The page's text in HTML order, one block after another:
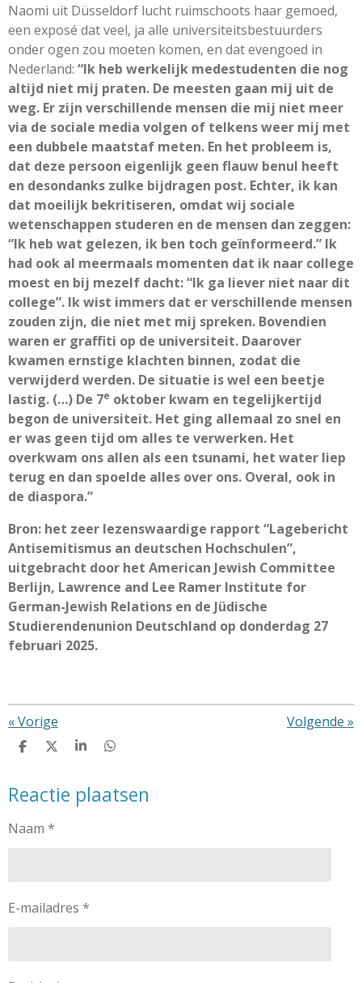
Naomi uit Düsseldorf lucht ruimschoots haar gemoed,
een exposé dat veel, ja alle universiteitsbestuurders
onder ogen zou moeten komen, en dat evengoed in
Nederland: “Ik heb werkelijk medestudenten die nog
altijd niet mij praten. De meesten gaan mij uit de
weg. Er zijn verschillende mensen die mij niet meer
via de sociale media volgen of telkens weer mij met
een dubbele maatstaf meten. En het probleem is,
dat deze persoon eigenlijk geen flauw benul heeft
en desondanks zulke bijdragen post. Echter, ik kan
dat moeilijk bekritiseren, omdat wij sociale
wetenschappen studeren en de mensen dan zeggen:
“Ik heb wat gelezen, ik ben toch geïnformeerd.” Ik
had ook al meermaals momenten dat ik naar college
moest en bij mezelf dacht: “Ik ga liever niet naar dit
college”. Ik wist immers dat er verschillende mensen
zouden zijn, die niet met mij spreken. Bovendien
waren er graffiti op de universiteit. Daarover
kwamen ernstige klachten binnen, zodat die
verwijderd werden. De situatie is wel een beetje
lastig. (…) De 7e oktober kwam en tegelijkertijd
begon de universiteit. Het ging allemaal zo snel en
er was geen tijd om alles te verwerken. Het
overkwam ons allen als een tsunami, het water liep
terug en dan spoelde alles over ons. Overal, ook in
de diaspora.”
Bron: het zeer lezenswaardige rapport “Lagebericht
Antisemitismus an deutschen Hochschulen”,
uitgebracht door het American Jewish Committee
Berlijn, Lawrence and Lee Ramer Institute for
German-Jewish Relations en de Jüdische
Studierendenunion Deutschland op donderdag 27
februari 2025.
«Vorige Volgende »
D
e
n
D
l
S
r
e
D
e
n
Reactie plaatsen
Naam *
E-mailadres *